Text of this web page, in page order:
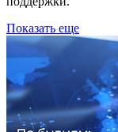
Показать еще